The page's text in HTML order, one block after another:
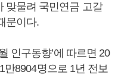
맞물려 국민연금 고갈
문이다.
인구동향’에 따르면 20
만8904명으로 1년 전보